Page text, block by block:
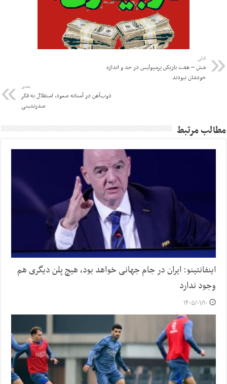
قبلی
شش – هفت بازیکن پرسپولیس در حد و اندازه
خودشان نبودند
بعدی
ذوب‌آهن در آستانه صعود، استقلال به فکر
صدرنشینی
مطالب مرتبط
اینفانتینو: ایران در جام جهانی خواهد بود، هیچ پلن دیگری هم
وجود ندارد
۱۴۰۵/۰۱/۱۰